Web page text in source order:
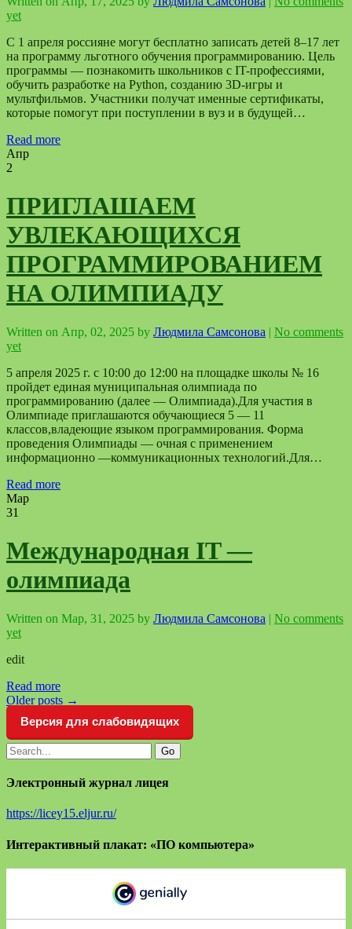
yet
С 1 апреля россияне могут бесплатно записать детей 8–17 лет
на программу льготного обучения программированию. Цель
программы — познакомить школьников с IT-профессиями,
обучить разработке на Python, созданию 3D-игры и
мультфильмов. Участники получат именные сертификаты,
которые помогут при поступлении в вуз и в будущей…
Read more
Апр
2
ПРИГЛАШАЕМ
УВЛЕКАЮЩИХСЯ
ПРОГРАММИРОВАНИЕМ
НА ОЛИМПИАДУ
Written on Апр, 02, 2025 by Людмила Самсонова | No comments
yet
5 апреля 2025 г. с 10:00 до 12:00 на площадке школы № 16
пройдет единая муниципальная олимпиада по
программированию (далее — Олимпиада).Для участия в
Олимпиаде приглашаются обучающиеся 5 — 11
классов,владеющие языком программирования. Форма
проведения Олимпиады — очная с применением
информационно —коммуникационных технологий.Для…
Read more
Мар
31
Международная IT —
олимпиада
Written on Мар, 31, 2025 by Людмила Самсонова | No comments
yet
edit
Read more
Older posts →
Версия для слабовидящих
Электронный журнал лицея
https://licey15.eljur.ru/
Интерактивный плакат: «ПО компьютера»